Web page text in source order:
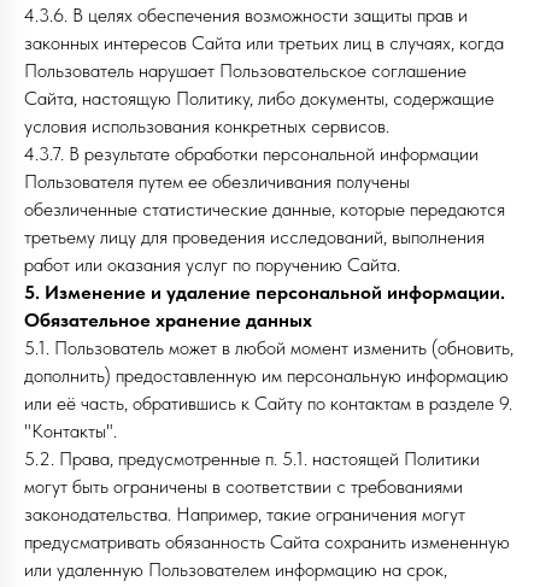
4.3.6. В целях обеспечения возможности защиты прав и
законных интересов Сайта или третьих лиц в случаях, когда
Пользователь нарушает Пользовательское соглашение
Сайта, настоящую Политику, либо документы, содержащие
условия использования конкретных сервисов.
4.3.7. В результате обработки персональной информации
Пользователя путем ее обезличивания получены
обезличенные статистические данные, которые передаются
третьему лицу для проведения исследований, выполнения
работ или оказания услуг по поручению Сайта.
5. Изменение и удаление персональной информации.
Обязательное хранение данных
5.1. Пользователь может в любой момент изменить (обновить,
дополнить) предоставленную им персональную информацию
или её часть, обратившись к Сайту по контактам в разделе 9.
"Контакты".
5.2. Права, предусмотренные п. 5.1. настоящей Политики
могут быть ограничены в соответствии с требованиями
законодательства. Например, такие ограничения могут
предусматривать обязанность Сайта сохранить измененную
или удаленную Пользователем информацию на срок,